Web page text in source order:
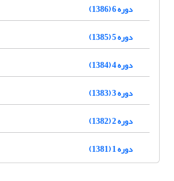
دوره 6 (1386)
دوره 5 (1385)
دوره 4 (1384)
دوره 3 (1383)
دوره 2 (1382)
دوره 1 (1381)